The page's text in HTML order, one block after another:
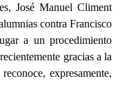
José Manuel Climent
contra Francisco
a un procedimiento
gracias a la
expresamente,